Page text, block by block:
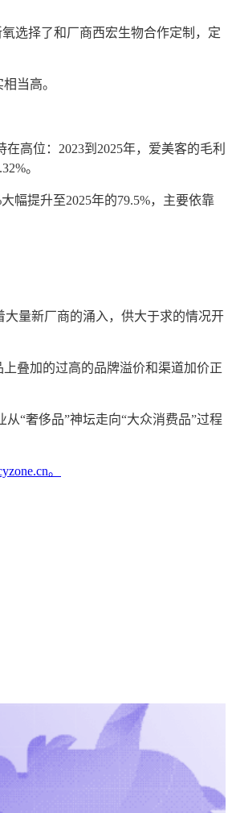
选择了和厂商西宏生物合作定制，定
当高。
在高位： 2023到2025年，爱美客的毛利
。
幅提升至2025年的79.5%，主要依靠
大量新厂商的涌入，供大于求的情况开
上叠加的过高的品牌溢价和渠道加价正
从“奢侈品”神坛走向“大众消费品”过程
。